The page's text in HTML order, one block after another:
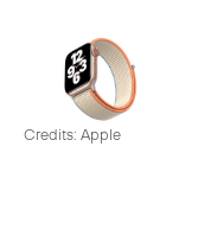
Credits: Apple